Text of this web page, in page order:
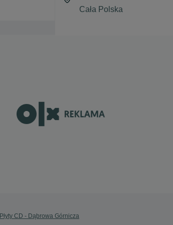
Płyty CD - Dąbrowa Górnicza